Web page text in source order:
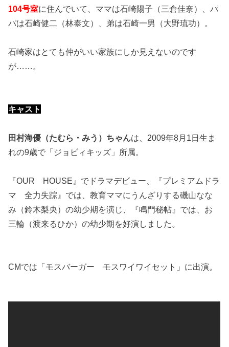
104号室に住んでいて、ママは石崎陽子（三倉佳奈）、パ
パは石崎健二（林泰文）、弟は石崎一男（大野琉功）。
石崎家はとても仲がいい家族にしか見えないのです
が……。
キャスト
田村海優（たむら・みう）ちゃんは、2009年8月1日生ま
れの9歳で「ジョビィキッズ」所属。
『OUR HOUSE』でドラマデビュー、『プレミアムドラ
マ 全力失踪』では、教育ママにうんざりする磯山なな
み（鈴木梨央）の幼少期を演じ、『鳴門秘帖』では、お
三輪（渡来るひか）の幼少期を好演しました。
CMでは「モスバーガー モスワイワイセット」に出演。